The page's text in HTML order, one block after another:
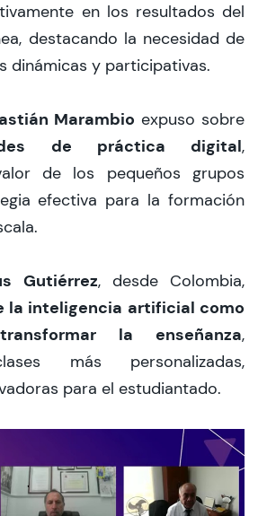
en los resultados del
destacando la necesidad de
dinámicas y participativas.
Marambio expuso sobre
de práctica digital,
de los pequeños grupos
efectiva para la formación
Gutiérrez, desde Colombia,
la inteligencia artificial como
la enseñanza,
más personalizadas,
para el estudiantado.